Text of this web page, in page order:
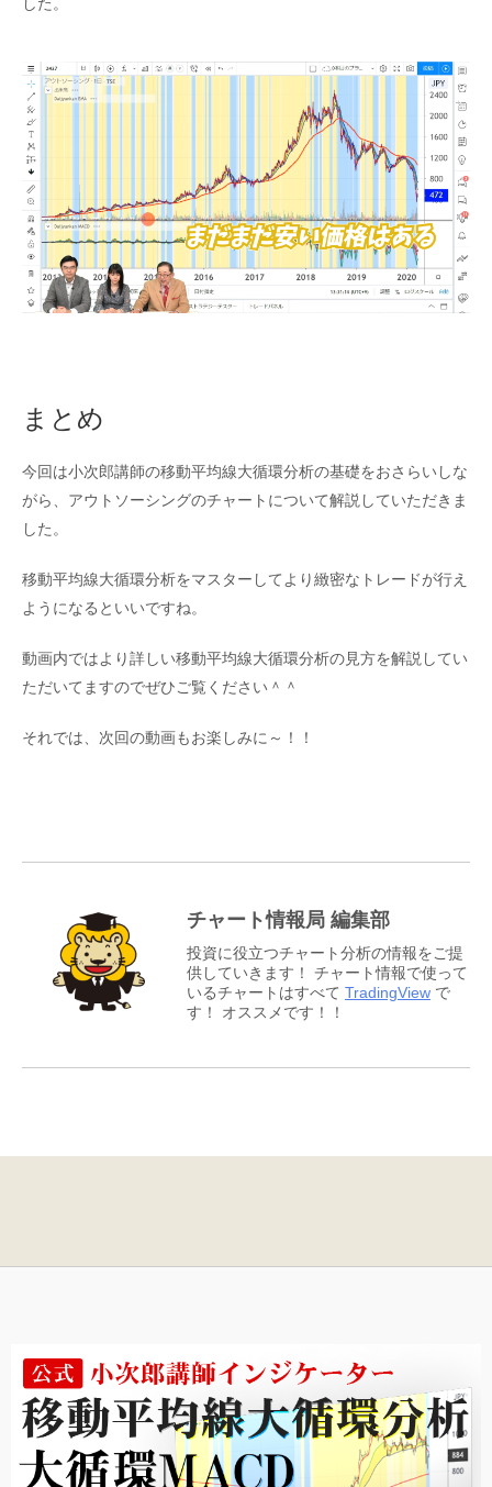
まとめ
今回は小次郎講師の移動平均線大循環分析の基礎をおさらいしな
がら、アウトソーシングのチャートについて解説していただきま
した。
移動平均線大循環分析をマスターしてより緻密なトレードが行え
ようになるといいですね。
動画内ではより詳しい移動平均線大循環分析の見方を解説してい
ただいてますのでぜひご覧ください＾＾
それでは、次回の動画もお楽しみに～！！
チャート情報局 編集部
投資に役立つチャート分析の情報をご提
供していきます！ チャート情報で使って
いるチャートはすべて TradingView で
す！ オススメです！！